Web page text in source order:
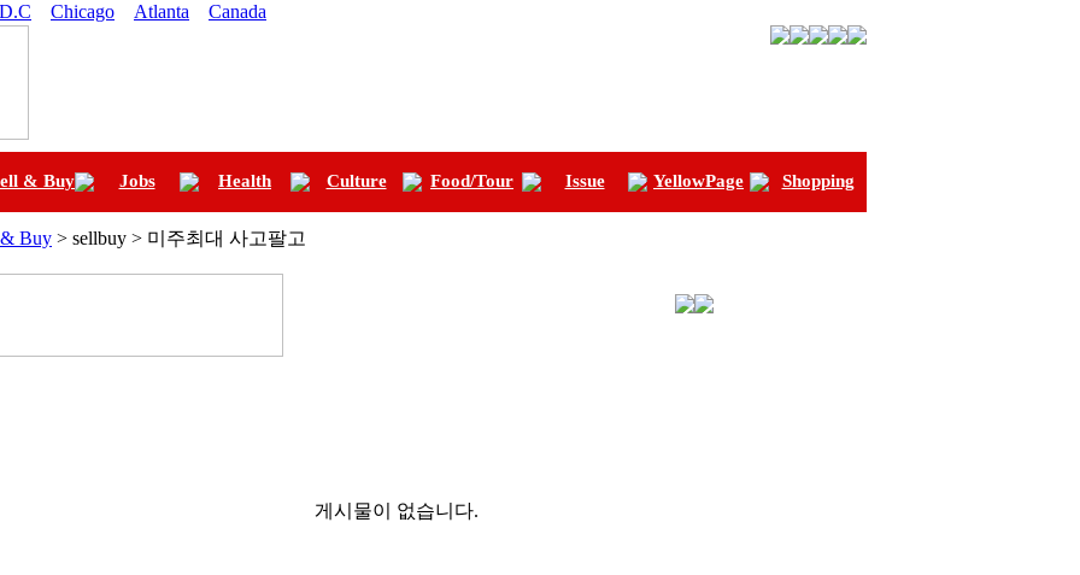
Chicago Atlanta Canada
& Buy Jobs Health Culture Food/Tour Issue YellowPage Shopping
Buy > sellbuy > 미주최대 사고팔고
게시물이 없습니다.